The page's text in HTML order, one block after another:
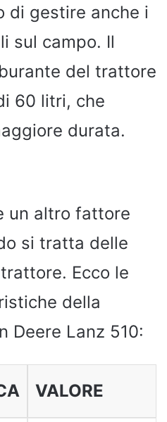
di gestire anche i
sul campo. Il
del trattore
60 litri, che
durata.
un altro fattore
si tratta delle
Ecco le
della
Deere Lanz 510:
VALORE